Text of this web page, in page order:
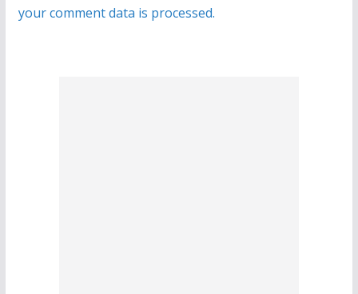
your comment data is processed.